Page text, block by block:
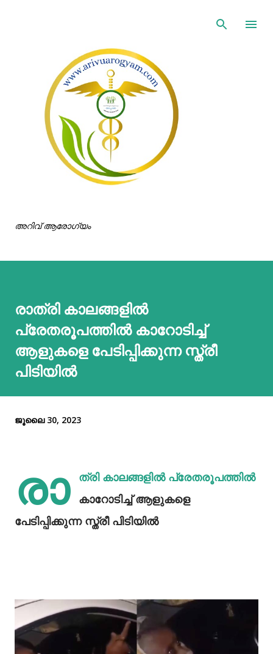
അറിവ് ആരോഗ്യം
രാത്രി കാലങ്ങളില്‍
പ്രേതരൂപത്തില്‍ കാറോടിച്ച്
ആളുകളെ പേടിപ്പിക്കുന്ന സ്ത്രീ
പിടിയില്‍
ജൂലൈ 30, 2023
രാ
ത്രി കാലങ്ങളില്‍ പ്രേതരൂപത്തില്‍
കാറോടിച്ച് ആളുകളെ
പേടിപ്പിക്കുന്ന സ്ത്രീ പിടിയില്‍